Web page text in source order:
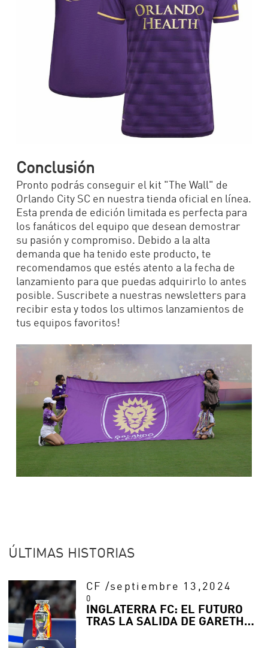
Conclusión
Pronto podrás conseguir el kit "The Wall" de
Orlando City SC en nuestra tienda oficial en línea.
Esta prenda de edición limitada es perfecta para
los fanáticos del equipo que desean demostrar
su pasión y compromiso. Debido a la alta
demanda que ha tenido este producto, te
recomendamos que estés atento a la fecha de
lanzamiento para que puedas adquirirlo lo antes
posible. Suscribete a nuestras newsletters para
recibir esta y todos los ultimos lanzamientos de
tus equipos favoritos!
ÚLTIMAS HISTORIAS
CF /septiembre 13,2024
0
INGLATERRA FC: EL FUTURO
TRAS LA SALIDA DE GARETH